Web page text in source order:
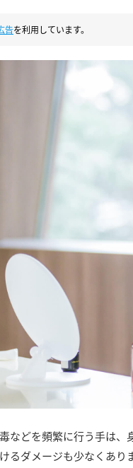
告を利用しています。
などを頻繁に行う手は
るダメージも少なくあり